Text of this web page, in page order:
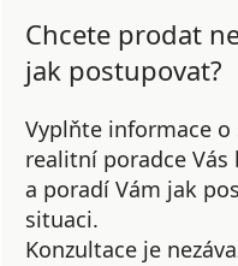
Chcete prodat
jak postupovat?
Vyplňte informace
realitní poradce
a poradí Vám jak
situaci.
Konzultace je